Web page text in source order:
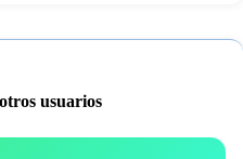
usuarios